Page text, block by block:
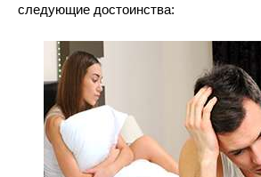
следующие достоинства: